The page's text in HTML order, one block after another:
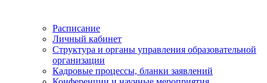
Расписание
Личный кабинет
Структура и органы управления образовательной
организации
Кадровые процессы, бланки заявлений